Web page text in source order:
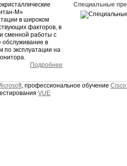
М»
в широком
факторов, в
сменной работы с
обслуживание в
по эксплуатации на
Подробнее
Специальные
, профессиональное обучение Cisco
VUE